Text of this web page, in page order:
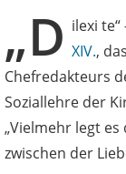
„D ilexi
XIV.,
Chefredakteurs
Soziallehre der
„Vielmehr legt
zwischen der